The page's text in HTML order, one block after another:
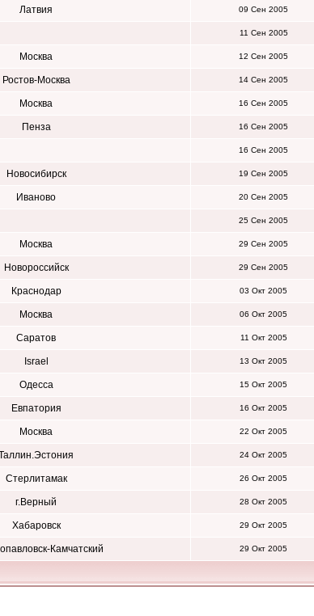
Латвия 09 Сен 2005
11 Сен 2005
Москва 12 Сен 2005
Ростов-Москва 14 Сен 2005
Москва 16 Сен 2005
Пенза 16 Сен 2005
16 Сен 2005
Новосибирск 19 Сен 2005
Иваново 20 Сен 2005
25 Сен 2005
Москва 29 Сен 2005
Новороссийск 29 Сен 2005
Краснодар 03 Окт 2005
Москва 06 Окт 2005
Саратов 11 Окт 2005
Israel 13 Окт 2005
Одесса 15 Окт 2005
Евпатория 16 Окт 2005
Москва 22 Окт 2005
24 Окт 2005
Стерлитамак 26 Окт 2005
г.Верный 28 Окт 2005
Хабаровск 29 Окт 2005
Камчатский 29 Окт 2005